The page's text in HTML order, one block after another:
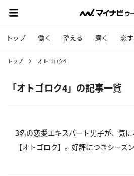
トップ 働く 整える 磨く 恋
トップ オトゴロク4
「オトゴロク4」の記事一覧
3名の恋愛エキスパート男子が、気
【オトゴロク】。好評につきシーズ